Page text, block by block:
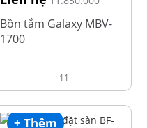
Bồn tắm Galaxy MBV-
1700
11
+ Thêm